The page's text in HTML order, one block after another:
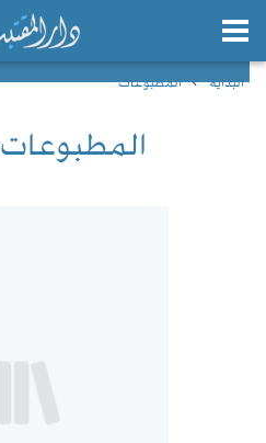
البداية المطبوعات
المطبوعات